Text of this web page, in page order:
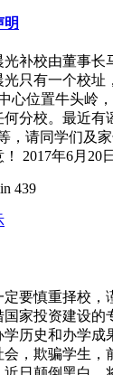
明
补校由董事长
光只有一个校址
心位置牛头岭
分校。最近有
，请同学们及家
2017年6月20日
439
要慎重择校，
家投资建设的
历史和办学成
，欺骗学生，